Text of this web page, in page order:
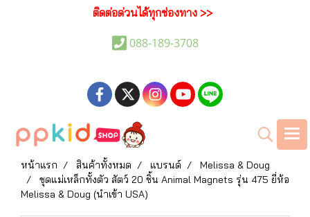
ติดต่อด่วนได้ทุกช่องทาง >>
088-189-3708
หน้าแรก สินค้าทั้งหมด แบรนด์
Melissa & Doug
ชุดแม่เหล็กทั้งตัว สัตว์ 20 ชิ้น Animal Magnets รุ่น 475 ยี่ห้อ
Melissa & Doug (นำเข้า USA)